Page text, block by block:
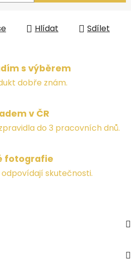
Hlídat Sdílet
s výběrem
dobře znám.
v ČR
do 3 pracovních dnů.
fotografie
skutečnosti.